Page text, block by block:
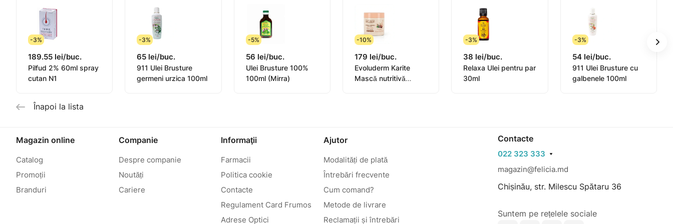
-3%
189.55 lei/buc.
Pilfud 2% 60ml spray
cutan N1
-3%
65 lei/buc.
911 Ulei Brusture
germeni urzica 100ml
-5%
56 lei/buc.
Ulei Brusture 100%
100ml (Mirra)
-10%
179 lei/buc.
Evoluderm Karite
Mască nutritivă
-3%
38 lei/buc.
Relaxa Ulei pentru par
30ml
-3%
54 lei/buc.
911 Ulei Brusture cu
galbenele 100ml
Înapoi la lista
Magazin online
Catalog
Promoții
Branduri
Companie
Despre companie
Noutăți
Cariere
Informaţii
Farmacii
Politica cookie
Contacte
Regulament Card Frumos
Adrese Optici
Ajutor
Modalități de plată
Întrebări frecvente
Cum comand?
Metode de livrare
Reclamații și întrebări
Contacte
022 323 333
magazin@felicia.md
Chișinău, str. Milescu Spătaru 36
Suntem pe rețelele sociale